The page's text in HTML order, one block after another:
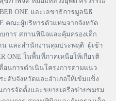
ONE และเลขาธิการมูลนิธิ
คณะผู้บริหารตัวแทนจากจังหวัด
การ สถานพินิจและคุ้มครองเด็ก
และสำนักงานคุมประพฤติ ผู้เข้า
ONE ในพื้นที่ภาคเหนือให้เกียรติ
อนการดำเนินโครงการตามแนว
ดับจังหวัดและอำเภอให้เข้มแข็ง
ารจัดตั้งและขยายเครือข่ายชมรม